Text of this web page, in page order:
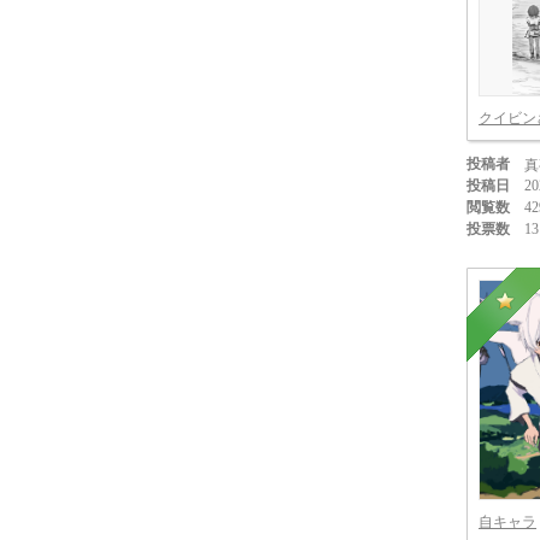
クイビ
投稿者
投稿日
閲覧数
投票数
13
自キャラ